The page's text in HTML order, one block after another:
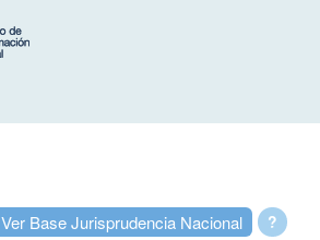
?
Ver Base Jurisprudencia Nacional